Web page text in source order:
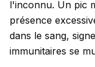
l'inconnu. Un pic
présence
dans le sang,
immunitaires se